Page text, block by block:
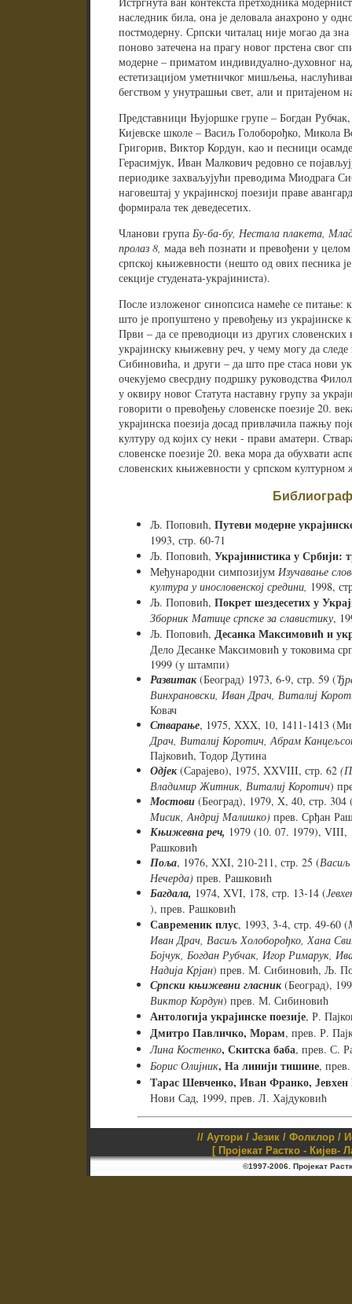
наследник била, она је деловала анахроно у
постмодерну. Српски читалац није могао да
поново затечена на прагу новог прстена свог
модерне – приматом индивидуално-духовног
естетизацијом уметничког мишљења,
бегством у унутрашњи свет, али и притајеном
Представници Њујоршке групе – Богдан
Кијевске школе – Васиљ Голоборођко, Микола
Григорив, Виктор Кордун, као и песници
Герасимјук, Иван Малкович редовно се
периодике захваљујући преводима Миодрага
наговештај у украјинској поезији праве
формирала тек деведесетих.
Чланови група Бу-ба-бу, Нестала плакета,
пролаз 8, мада већ познати и превођени у
српској књижевности (нешто од ових песника
секције студената-украјиниста).
После изложеног синопсиса намеће се питање:
што је пропуштено у превођењу из украјинске
Први – да се преводиоци из других словенских
украјинску књижевну реч, у чему могу да
Сибиновића, и други – да што пре стаса нови
очекујемо свесрдну подршку руководства
у оквиру новог Статута наставну групу за
говорити о превођењу словенске поезије 20.
украјинска поезија досад привлачила пажњу
културу од којих су неки - прави аматери.
словенске поезије 20. века мора да обухвати
словенских књижевности у српском културном
Љ. Поповић, Путеви модерне
1993, стр. 60-71
Љ. Поповић, Украјинистика у Србији:
Међународни симпозијум Изучавање
култура у инословенској средини, 1998,
Љ. Поповић, Покрет шездесетих у
Зборник Матице српске за славистику,
Љ. Поповић, Десанка Максимовић и
Дело Десанке Максимовић у токовима
1999 (у штампи)
Развитак(Београд) 1973, 6-9, стр. 59 (
Винхрановски, Иван Драч, Виталиј
Ковач
Стварање, 1975, XXX, 10, 1411-1413
Драч, Виталиј Коротич, Абрам
Пајковић, Тодор Дутина
Одјек(Сарајево), 1975, XXVIII, стр. 62
Владимир Житник, Виталиј Коротич)
Мостови(Београд), 1979, X, 40, стр. 304
Мисик, Андриј Малишко) прев. Срђан
Књижевна реч, 1979 (10. 07. 1979), VIII,
Рашковић
Поља, 1976, XXI, 210-211, стр. 25 (Васиљ
Нечерда) прев. Рашковић
Багдала, 1974, XVI, 178, стр. 13-14 (
), прев. Рашковић
Савременик плус, 1993, 3-4, стр. 49-60 (
Иван Драч, Васиљ Холоборођко, Хана
Бојчук, Богдан Рубчак, Игор Римарук,
Надија Крјан) прев. М. Сибиновић, Љ.
Српски књижевни гласник(Београд),
Виктор Кордун) прев. М. Сибиновић
Антологија украјинске поезије, Р.
Дмитро Павличко, Морам, прев. Р.
Лина Костенко, Скитска баба, прев. С.
Борис Олијник, На линији тишине,
Тарас Шевченко, Иван Франко,
Нови Сад, 1999, прев. Л. Хајдуковић
// Аутори / Језик / Фолклор /
[ Пројекат Растко - Кијев-
©1997-2006. Пројекат